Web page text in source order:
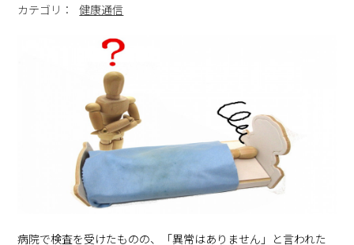
カテゴリ： 健康通信
病院で検査を受けたものの、「異常はありません」と言われた